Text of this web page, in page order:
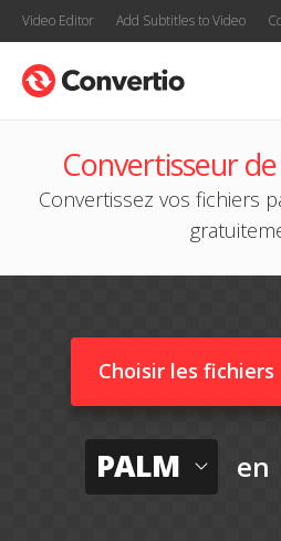
Video Editor Add Subtitles to Video
Convertisseur de
Convertissez vos fichiers
Choisir les fichiers
PALM en